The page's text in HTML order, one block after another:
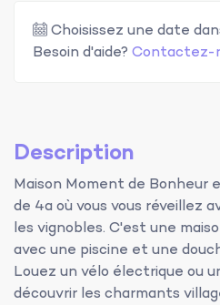
Choisissez une date
Besoin d'aide? Contactez-
Description
Maison Moment de Bonheur
de 4a où vous vous réveillez
les vignobles. C'est une
avec une piscine et une
Louez un vélo électrique ou
découvrir les charmants